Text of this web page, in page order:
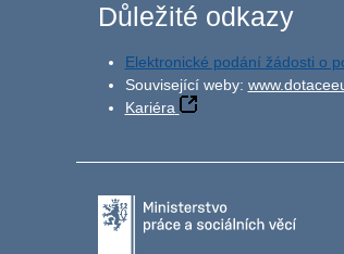
Důležité odkazy
Elektronické podání žádosti o
Související weby:
Kariéra